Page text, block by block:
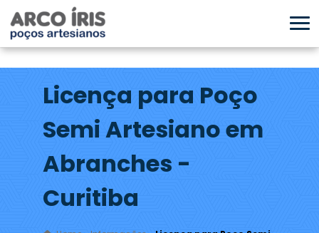
Licença para Poço
Semi Artesiano em
Abranches -
Curitiba